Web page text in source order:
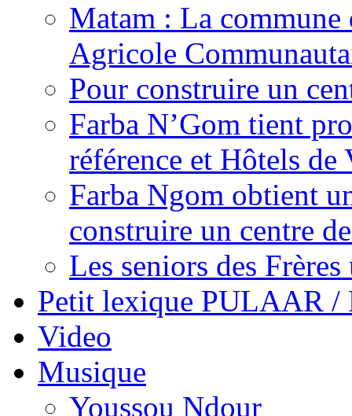
Matam : La
Agricole
Pour construire un
Farba N’Gom tient
référence et Hôtels
Farba Ngom obtient
construire un centre
Les seniors des Frères
Petit lexique PULAAR
Video
Musique
Youssou Ndour